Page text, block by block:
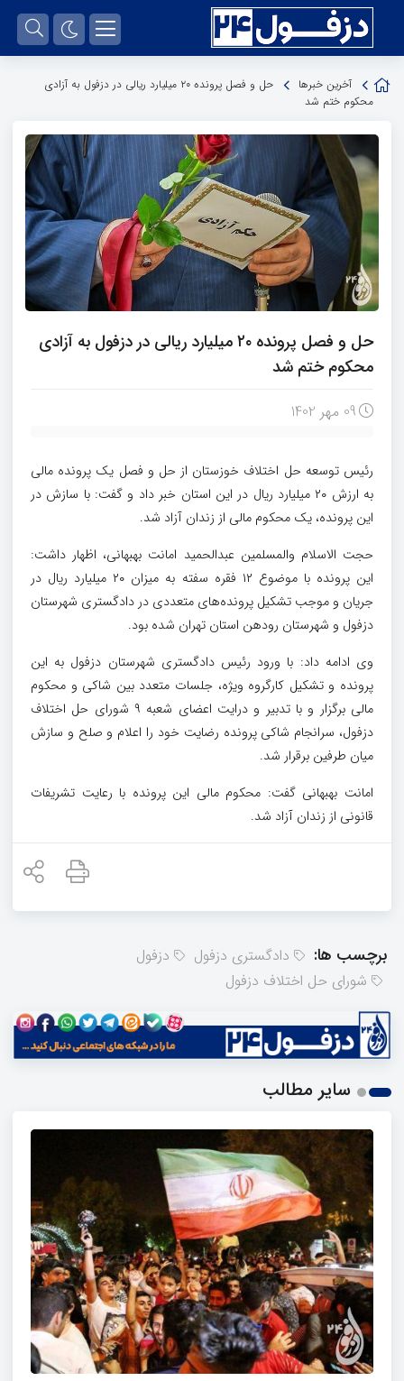
آخرین خبرها
حل و فصل پرونده ۲۰ میلیارد ریالی در دزفول به آزادی
محکوم ختم شد
حل و فصل پرونده ۲۰ میلیارد ریالی در دزفول به آزادی
محکوم ختم شد
09 مهر 1402
رئیس توسعه حل اختلاف خوزستان از حل و فصل یک پرونده مالی
به ارزش ۲۰ میلیارد ریال در این استان خبر داد و گفت: با سازش در
این پرونده، یک محکوم مالی از زندان آزاد شد.
حجت الاسلام والمسلمین عبدالحمید امانت بهبهانی، اظهار داشت:
این پرونده با موضوع ۱۲ فقره سفته به میزان ۲۰ میلیارد ریال در
جریان و موجب تشکیل پرونده‌های متعددی در دادگستری شهرستان
دزفول و شهرستان رودهن استان تهران شده بود.
وی ادامه داد: با ورود رئیس دادگستری شهرستان دزفول به این
پرونده و تشکیل کارگروه ویژه، جلسات متعدد بین شاکی و محکوم
مالی برگزار و با تدبیر و درایت اعضای شعبه ۹ شورای حل اختلاف
دزفول، سرانجام شاکی پرونده رضایت خود را اعلام و صلح و سازش
میان طرفین برقرار شد.
امانت بهبهانی گفت: محکوم مالی این پرونده با رعایت تشریفات
قانونی از زندان آزاد شد.
برچسب ها: دادگستری دزفول
دزفول
شورای حل اختلاف دزفول
سایر مطالب